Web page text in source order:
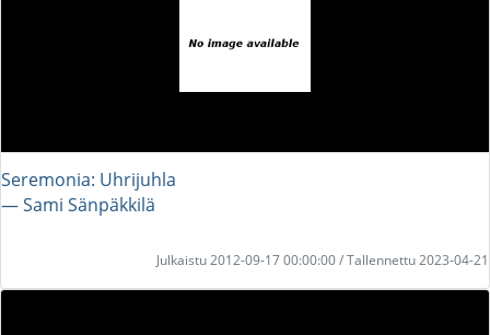
Seremonia: Uhrijuhla
― Sami Sänpäkkilä
Julkaistu 2012-09-17 00:00:00 / Tallennettu 2023-04-21